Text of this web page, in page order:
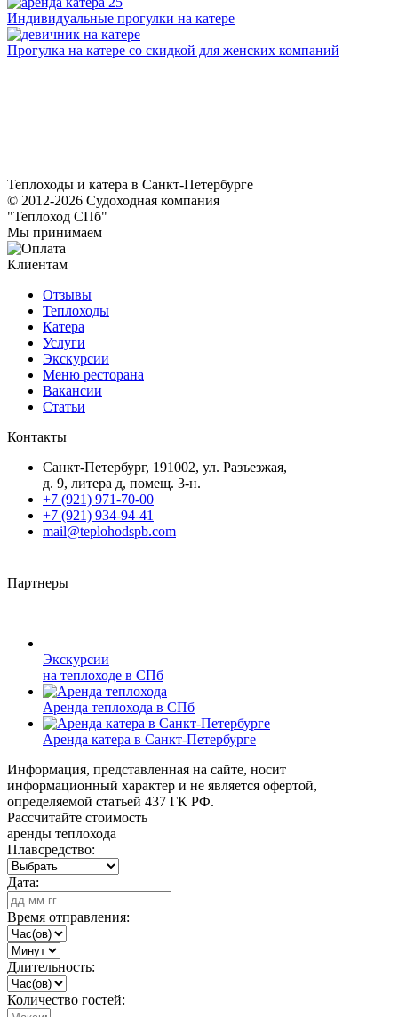
Индивидуальные прогулки на катере
Прогулка на катере со скидкой для женских компаний
Теплоходы и катера в Санкт-Петербурге
© 2012-2026 Судоходная компания
"Теплоход СПб"
Мы принимаем
Клиентам
Отзывы
Теплоходы
Катера
Услуги
Экскурсии
Меню ресторана
Вакансии
Статьи
Контакты
Санкт-Петербург, 191002, ул. Разъезжая,
д. 9, литера д, помещ. 3-н.
+7 (921) 971-70-00
+7 (921) 934-94-41
mail@teplohodspb.com
Партнеры
Экскурсии
на теплоходе в СПб
Аренда теплохода в СПб
Аренда катера в Санкт-Петербурге
Информация, представленная на сайте, носит
информационный характер и не является офертой,
определяемой статьей 437 ГК РФ.
Рассчитайте стоимость
аренды теплохода
Плавсредство:
Дата:
Время отправления:
Длительность:
Количество гостей: